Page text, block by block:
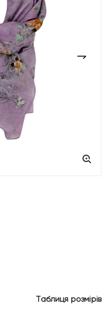
Таблиця розмірів